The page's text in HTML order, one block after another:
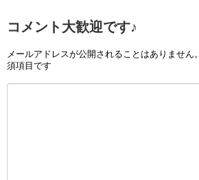
コメント大歓迎です♪
メールアドレスが公開されることはありません。
須項目です